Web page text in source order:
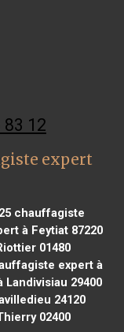
83 12
expert
chauffagiste
à Feytiat 87220
01480
expert à
29400
24120
02400